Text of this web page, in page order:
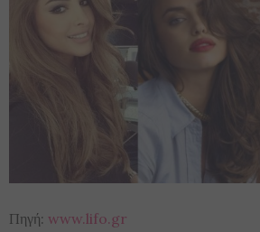
Πηγή: www.lifo.gr